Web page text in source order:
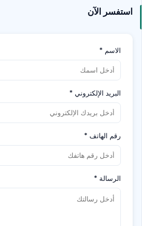
استفسر الآن
الاسم *
البريد الإلكتروني *
رقم الهاتف *
الرسالة *